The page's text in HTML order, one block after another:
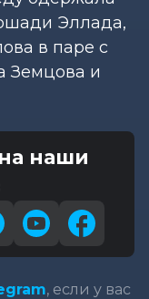
Эллада,
в паре с
Земцова и
наши
, если у вас